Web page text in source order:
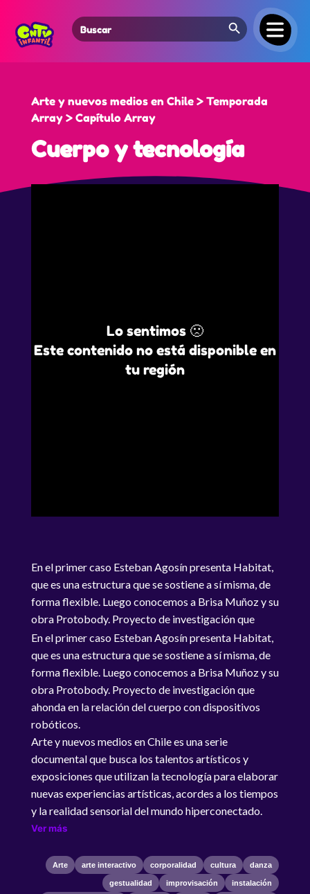
Search
for:
Search Button
Arte y nuevos medios en Chile > Temporada
Array > Capítulo Array
Cuerpo y tecnología
Lo sentimos 🙁
Este contenido no está disponible en
tu región
En el primer caso Esteban Agosín presenta Habitat,
que es una estructura que se sostiene a sí misma, de
forma flexible. Luego conocemos a Brisa Muñoz y su
obra Protobody. Proyecto de investigación que
ahonda en la relación del cuerpo con dispositivos
robóticos.
En el primer caso Esteban Agosín presenta Habitat,
que es una estructura que se sostiene a sí misma, de
forma flexible. Luego conocemos a Brisa Muñoz y su
obra Protobody. Proyecto de investigación que
ahonda en la relación del cuerpo con dispositivos
robóticos.
Arte y nuevos medios en Chile es una serie
documental que busca los talentos artísticos y
exposiciones que utilizan la tecnología para elaborar
nuevas experiencias artísticas, acordes a los tiempos
y la realidad sensorial del mundo hiperconectado.
Ver más
Arte arte interactivo corporalidad cultura danza
gestualidad improvisación instalación